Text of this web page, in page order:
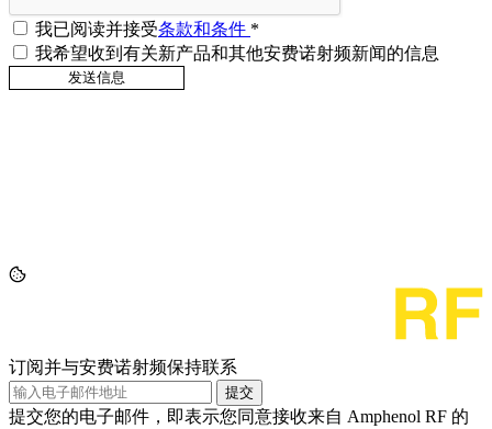
我已阅读并接受条款和条件 *
我希望收到有关新产品和其他安费诺射频新闻的信息
订阅并与安费诺射频保持联系
提交
提交您的电子邮件，即表示您同意接收来自 Amphenol RF 的